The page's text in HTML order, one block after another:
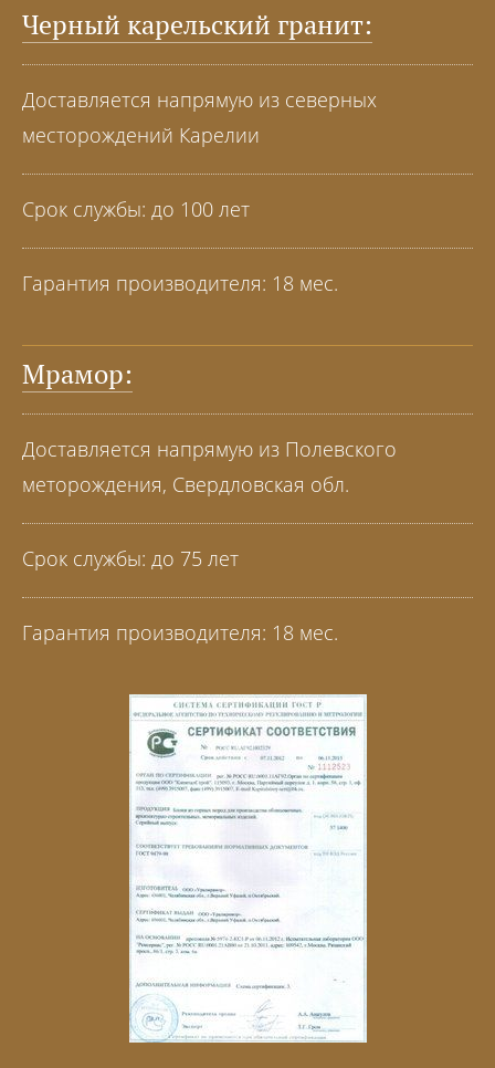
Черный карельский гранит:
Доставляется напрямую из северных
месторождений Карелии
Срок службы: до 100 лет
Гарантия производителя: 18 мес.
Мрамор:
Доставляется напрямую из Полевского
меторождения, Свердловская обл.
Срок службы: до 75 лет
Гарантия производителя: 18 мес.